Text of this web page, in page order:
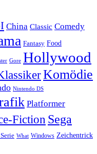
China Classic Comedy
Fantasy Food
Gore Hollywood
Komödie
Nintendo DS
Platformer
Fiction Sega
What Windows Zeichentrick